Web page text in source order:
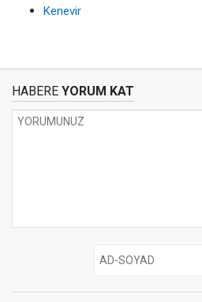
Kenevir
HABERE YORUM KAT